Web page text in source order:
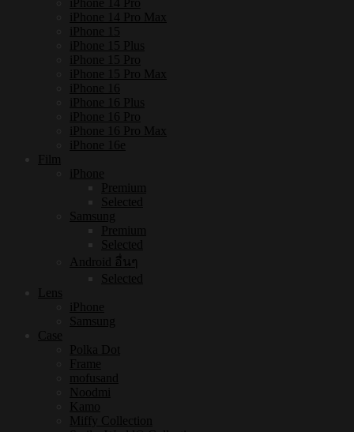
iPhone 14 Pro Max
iPhone 15
iPhone 15 Plus
iPhone 15 Pro
iPhone 15 Pro Max
iPhone 16
iPhone 16 Plus
iPhone 16 Pro
iPhone 16 Pro Max
iPhone 16e
Film
iPhone
Premium
Selected
Samsung
Premium
Selected
Android อื่นๆ
Selected
Lens
iPhone
Samsung
Case
Polka Dot
Frame
mofusand
Noodmi
Kamo
Miffy Collection